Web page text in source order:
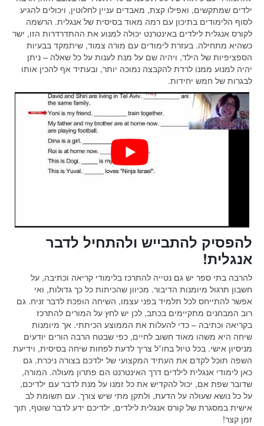
ילדים שמתקשים, ואפילו קצת, מאבדים עניין לחלוטין, ויכולים להגיע
לסוף הלימודים בתיכון עם רמה מאוד בסיסית של אנגלית. הרשמה
לקורס אנגלית לילדים באינטרנט יכולה למנוע את ההתדרדרות הזו, ישר
כשהיא מתחילה. בעזרת לימודים עם מורה צמוד, שיתמקד בבעיות
הספציפיות של הילד, ויהיה שם על מנת לענות על כל שאלה – ניתן
יהיה למנוע ממנו לרדת להקבצה נמוכה יותר, ובעתיד אף להכין אותו
לבגרות של חמש יחידות.
להפסיק להתבייש ולהתחיל לדבר
אנגלית!
להרבה בתי ספר יש גם נטייה להתרכז בלימודי קריאה וכתיבה, על
חשבון תרגול מיומנות הדיבור. מכיוון שהכיתות כל כך גדולות, ואי
אפשר להתייחס לכל תלמיד בפני עצמו, השיחה הופכת לדבר זניח. גם
רוב המבחנים מתקיימים בכתב, לכן יש לחץ על המורים להתרכז
בקריאה וכתיבה – כדי להעלות את הממוצע הכיתתי. אך מיומנות
שיחה היא משהו מאוד חשוב לחיים, כפי שבטח הרבה הורים יודעים
מניסיון אישי. בכל טיול בחו”ל צריך לדעת לפחות שיחה בסיסית, וידיעת
השפה תוכל לקדם את העתיד המקצועי של ילדכם בצורה ניכרת. גם
כאן לימודי אנגלית לילדים דרך האינטרנט הם פתרון מעולה. המורה,
שדובר שפת אם, יכול להקדיש את כל זמנו על מנת לדבר עם ילדיכם,
על כל נושא שעולה על הדעת, ולתקן מתי שיש צורך. עם תשומת לב
אישית במסגרת של קורס אנגלית לילדים, ילדיכם ידע לדבר שוטף, תוך
זמן קצר!